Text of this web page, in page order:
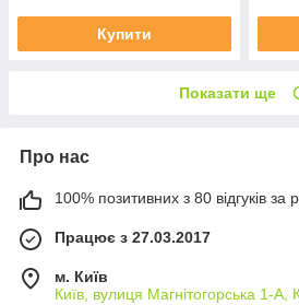
Купити
Показати ще
Про нас
100% позитивних з 80 відгуків за
Працює з 27.03.2017
м. Київ
Київ, вулиця Магнітогорська 1-А,